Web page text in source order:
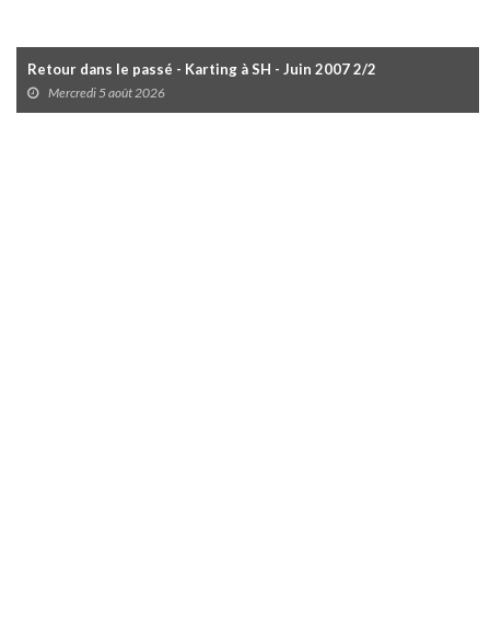
Retour dans le passé - Karting à SH - Juin 2007 2/2
Mercredi 5 août 2026